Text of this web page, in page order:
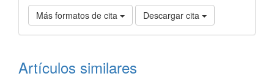
Más formatos de cita Descargar cita
Artículos similares